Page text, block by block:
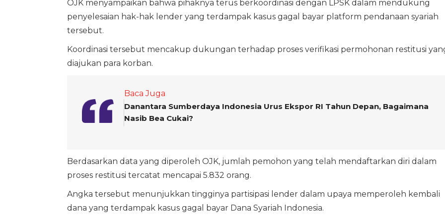
OJK menyampaikan bahwa pihaknya terus berkoordinasi dengan LPSK dalam mendukung
penyelesaian hak-hak lender yang terdampak kasus gagal bayar platform pendanaan syariah
tersebut.
Koordinasi tersebut mencakup dukungan terhadap proses verifikasi permohonan restitusi
diajukan para korban.
Baca Juga
Danantara Sumberdaya Indonesia Urus Ekspor RI Tahun Depan, Bagaimana
Nasib Bea Cukai?
Berdasarkan data yang diperoleh OJK, jumlah pemohon yang telah mendaftarkan diri dalam
proses restitusi tercatat mencapai 5.832 orang.
Angka tersebut menunjukkan tingginya partisipasi lender dalam upaya memperoleh kembali
dana yang terdampak kasus gagal bayar Dana Syariah Indonesia.